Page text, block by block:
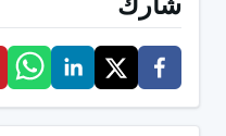
الطلب على السطح
قشور الأسنان لبقع
لتحسين مظهر الأسنان
تقوية مينا الأسنان